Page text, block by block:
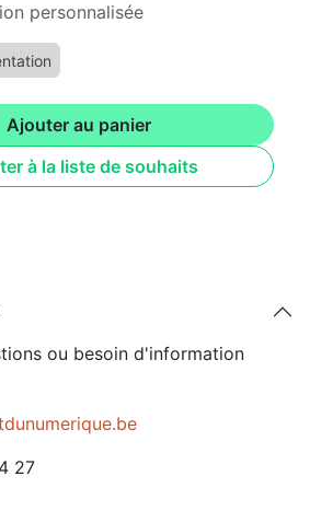
personnalisée
Ajouter au panier
à la liste de souhaits
ou besoin d'information
27